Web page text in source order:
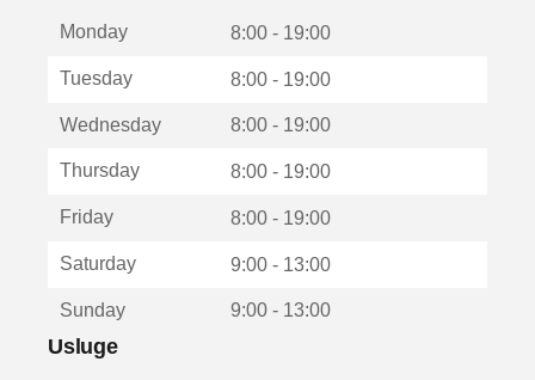
u
Monday 8:00 - 19:00
Tuesday 8:00 - 19:00
Wednesday 8:00 - 19:00
Thursday 8:00 - 19:00
Friday 8:00 - 19:00
Saturday 9:00 - 13:00
Sunday 9:00 - 13:00
Usluge